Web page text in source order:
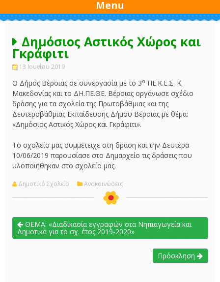
Menu
Δημόσιος Αστικός Χώρος και
Γκράφιτι
13 Ιουνίου 2019
O Δήμος Βέροιας σε συνεργασία με το 3ο ΠΕ.Κ.Ε.Σ. Κ.
Μακεδονίας και το ΔΗ.ΠΕ.ΘΕ. Βέροιας οργάνωσε σχέδιο
δράσης για τα σχολεία της Πρωτοβάθμιας και της
Δευτεροβάθμιας Εκπαίδευσης Δήμου Βέροιας με θέμα:
«Δημόσιος Αστικός Χώρος και Γκράφιτι».
Το σχολείο μας συμμετειχε στη δράση και την Δευτέρα
10/06/2019 παρουσίασε στο Δημαρχείο τις δράσεις που
υλοποιήθηκαν στο σχολείο μας.
Δημοτικό Σχολείο Ανακοινώσεις
ΘΕΜΑ: «Διαδικασία εγγραφών στα Νηπιαγωγεία και
Δημοτικά για το σχ. έτος 2019-2020»
Πρόσκληση